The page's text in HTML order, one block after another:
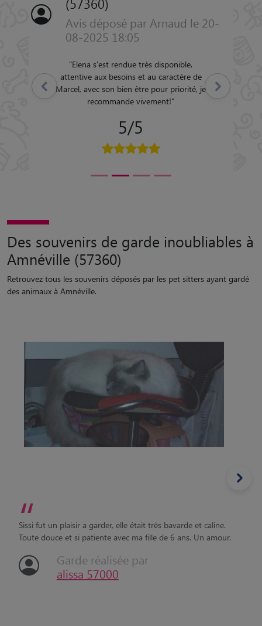
Avis déposé par Arnaud le 20-
08-2025 18:05
"Elena s'est rendue très disponible,
attentive aux besoins et au caractère de
Marcel, avec son bien être pour priorité, je
recommande vivement!"
5/5
Précédent Suivant
Des souvenirs de garde inoubliables à
Amnéville (57360)
Retrouvez tous les souvenirs déposés par les pet sitters ayant gardé
des animaux à Amnéville.
“
Sissi fut un plaisir a garder, elle était très bavarde et caline.
Toute douce et si patiente avec ma fille de 6 ans. Un amour.
Garde réalisée par
alissa 57000